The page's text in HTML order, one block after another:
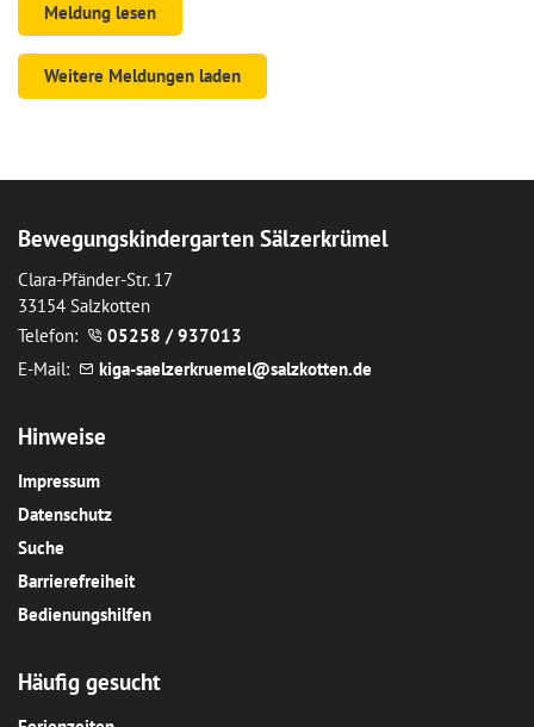
Meldung lesen
Weitere Meldungen laden
Bewegungskindergarten Sälzerkrümel
Clara-Pfänder-Str. 17
33154 Salzkotten
Telefon:
05258 / 937013
E-Mail:
k g -s lz rkr m l s lzk tt n d
Hinweise
Impressum
Datenschutz
Suche
Barrierefreiheit
Bedienungshilfen
Häufig gesucht